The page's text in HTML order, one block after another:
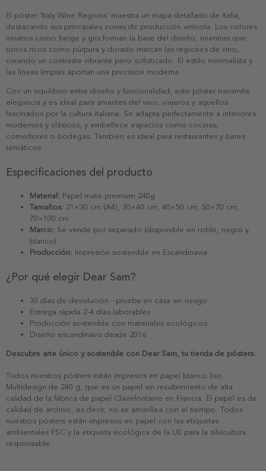
El póster 'Italy Wine Regions' muestra un mapa detallado de Italia,
destacando sus principales zonas de producción vinícola. Los colores
neutros como beige y gris forman la base del diseño, mientras que
tonos ricos como púrpura y dorado marcan las regiones de vino,
creando un contraste vibrante pero sofisticado. El estilo minimalista y
las líneas limpias aportan una precisión moderna.
Con un equilibrio entre diseño y funcionalidad, este póster transmite
elegancia y es ideal para amantes del vino, viajeros y aquellos
fascinados por la cultura italiana. Se adapta perfectamente a interiores
modernos y clásicos, y embellece espacios como cocinas,
comedores o bodegas. También es ideal para restaurantes y bares
temáticos.
Especificaciones del producto
Material: Papel mate premium 240g
Tamaños: 21×30 cm (A4), 30×40 cm, 40×50 cm, 50×70 cm,
70×100 cm
Marco: Se vende por separado (disponible en roble, negro y
blanco)
Producción: Impresión sostenible en Escandinavia
¿Por qué elegir Dear Sam?
30 días de devolución - prueba en casa sin riesgo
Entrega rápida 2-4 días laborables
Producción sostenible con materiales ecológicos
Diseño escandinavo desde 2016
Descubre arte único y sostenible con Dear Sam, tu tienda de pósters.
Todos nuestros pósters están impresos en papel blanco liso
Multidesign de 240 g, que es un papel sin recubrimiento de alta
calidad de la fábrica de papel Clairefontaine en Francia. El papel es de
calidad de archivo, es decir, no se amarillea con el tiempo. Todos
nuestros pósters están impresos en papel con las etiquetas
ambientales FSC y la etiqueta ecológica de la UE para la silvicultura
responsable.